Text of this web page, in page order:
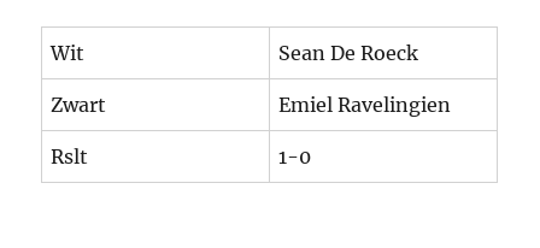
Wit Sean De Roeck
Zwart Emiel Ravelingien
Rslt 1-0